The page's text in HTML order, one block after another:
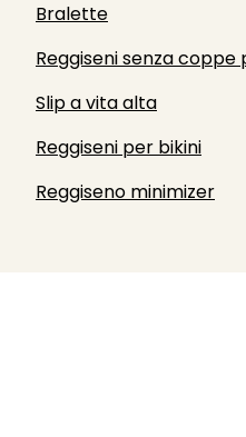
Bralette
Reggiseni senza
Slip a vita alta
Reggiseni per bikini
Reggiseno minimizer